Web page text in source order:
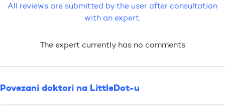
All reviews are submitted by the user after consultation
with an expert.
The expert currently has no comments
Povezani doktori na LittleDot-u